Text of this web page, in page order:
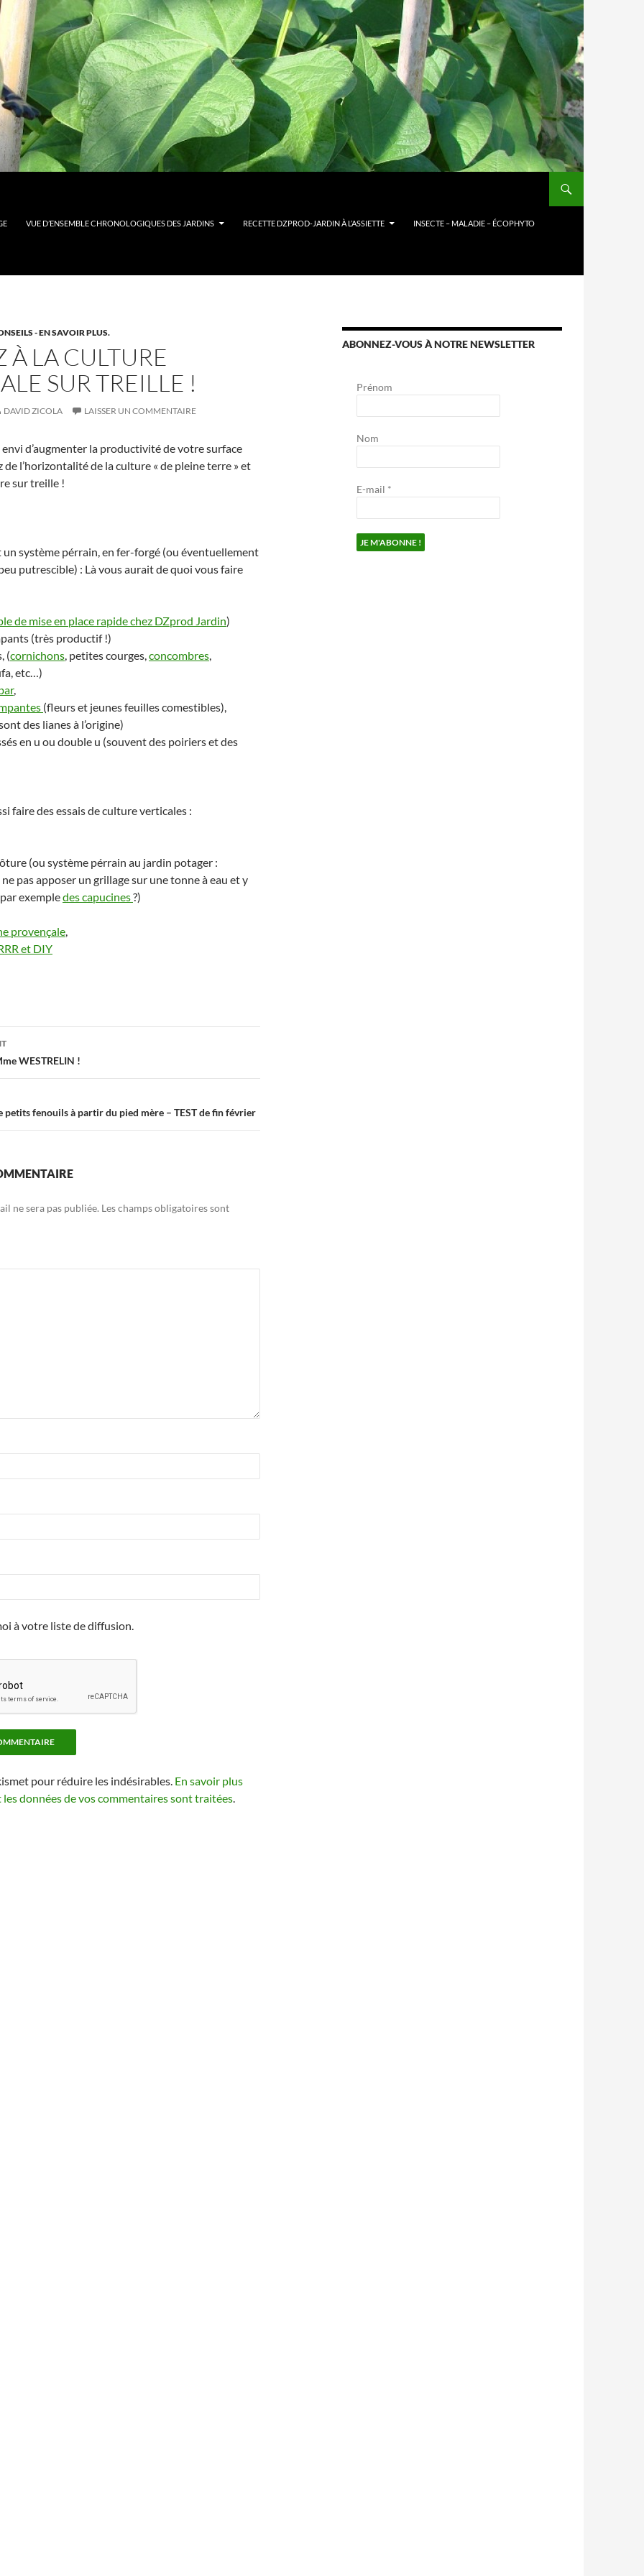
VUE D’ENSEMBLE CHRONOLOGIQUES DES JARDINS RECETTE DZPROD-JARDIN À L’ASSIETTE INSECTE – MALADIE – ÉCOPHYTO
- EN SAVOIR PLUS.
À LA CULTURE
SUR TREILLE !
DAVID ZICOLA LAISSER UN COMMENTAIRE
d’augmenter la productivité de votre surface
de l’horizontalité de la culture « de pleine terre » et
sur treille !
un système pérrain, en fer-forgé (ou éventuellement
putrescible) : Là vous aurait de quoi vous faire
de mise en place rapide chez DZprod Jardin)
(très productif !)
(cornichons, petites courges,concombres,
etc…)
,
(fleurs et jeunes feuilles comestibles),
des lianes à l’origine)
en u ou double u (souvent des poiriers et des
faire des essais de culture verticales :
(ou système pérrain au jardin potager :
pas apposer un grillage sur une tonne à eau et y
exempledes capucines?)
provençale,
et DIY
WESTRELIN !
petits fenouils à partir du pied mère – TEST de fin février
ne sera pas publiée. Les champs obligatoires sont
à votre liste de diffusion.
pour réduire les indésirables. En savoir plus
données de vos commentaires sont traitées.
ABONNEZ-VOUS À NOTRE NEWSLETTER
Prénom
Nom
E-mail *